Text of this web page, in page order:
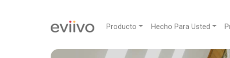
Producto Hecho Para Usted